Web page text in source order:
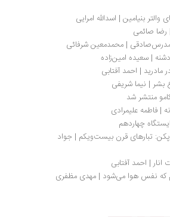
| اسدالله امرایی
| محمدمعین شرفائی
امین‌زاده
| احمد آفتابی
شریفی
شد
علیمرادی
چهاردهم
درباره آدام اسمیت در پکن: تبارهای قرن بیست‌ویکم | جواد
آفتابی
شاعرانگی در آن هنگام كه نفس هوا می‌شود | مهدی مظفری